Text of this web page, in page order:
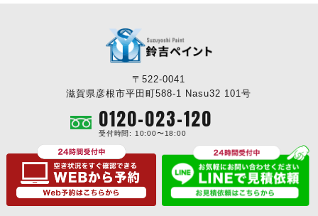
〒522-0041
滋賀県彦根市平田町588-1 Nasu32 101号
0120-023-120
受付時間: 10:00〜18:00